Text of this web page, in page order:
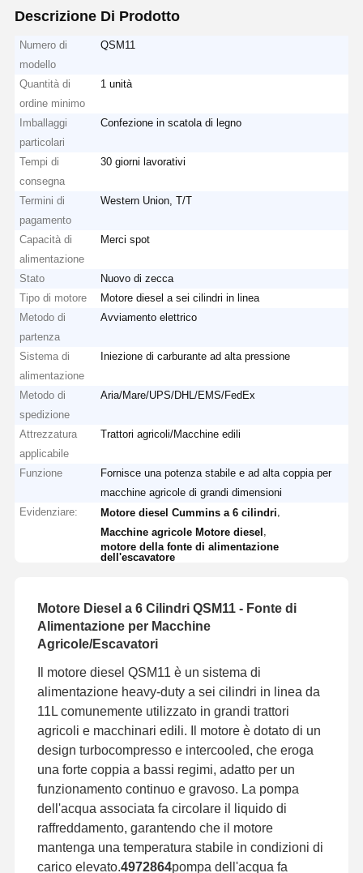
Descrizione Di Prodotto
Numero di
modello
QSM11
Quantità di
ordine minimo
1 unità
Imballaggi
particolari
Confezione in scatola di legno
Tempi di
consegna
30 giorni lavorativi
Termini di
pagamento
Western Union, T/T
Capacità di
alimentazione
Merci spot
Stato
Nuovo di zecca
Tipo di motore
Motore diesel a sei cilindri in linea
Metodo di
partenza
Avviamento elettrico
Sistema di
alimentazione
Iniezione di carburante ad alta pressione
Metodo di
spedizione
Aria/Mare/UPS/DHL/EMS/FedEx
Attrezzatura
applicabile
Trattori agricoli/Macchine edili
Funzione
Fornisce una potenza stabile e ad alta coppia per
macchine agricole di grandi dimensioni
Evidenziare:
Motore diesel Cummins a 6 cilindri
Macchine agricole Motore diesel
motore della fonte di alimentazione
dell'escavatore
Motore Diesel a 6 Cilindri QSM11 - Fonte di
Alimentazione per Macchine
Agricole/Escavatori
Il motore diesel QSM11 è un sistema di
alimentazione heavy-duty a sei cilindri in linea da
11L comunemente utilizzato in grandi trattori
agricoli e macchinari edili. Il motore è dotato di un
design turbocompresso e intercooled, che eroga
una forte coppia a bassi regimi, adatto per un
funzionamento continuo e gravoso. La pompa
dell'acqua associata fa circolare il liquido di
raffreddamento, garantendo che il motore
mantenga una temperatura stabile in condizioni di
carico elevato.4972864pompa dell'acqua fa